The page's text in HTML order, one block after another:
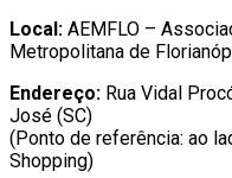
Local: AEMFLO –
Metropolitana de
Endereço: Rua Vidal
José (SC)
(Ponto de referência: ao
Shopping)